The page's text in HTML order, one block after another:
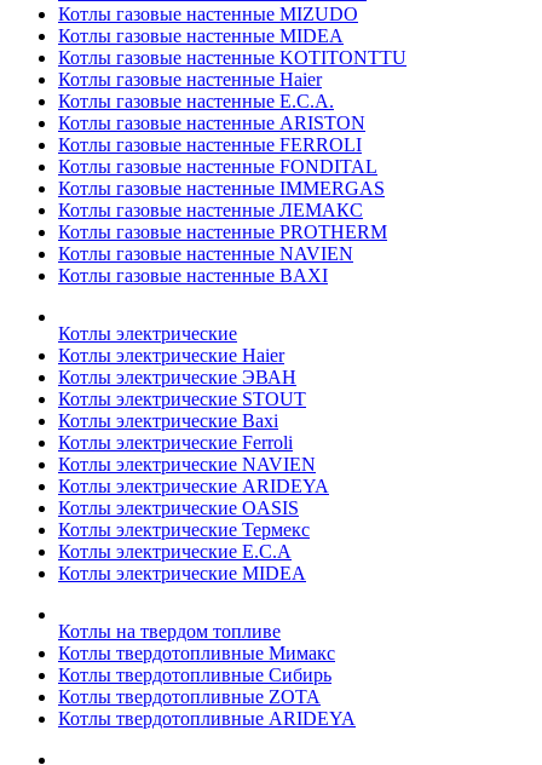
Котлы газовые настенные MIZUDO
Котлы газовые настенные MIDEA
Котлы газовые настенные KOTITONTTU
Котлы газовые настенные Haier
Котлы газовые настенные E.C.A.
Котлы газовые настенные ARISTON
Котлы газовые настенные FERROLI
Котлы газовые настенные FONDITAL
Котлы газовые настенные IMMERGAS
Котлы газовые настенные ЛЕМАКС
Котлы газовые настенные PROTHERM
Котлы газовые настенные NAVIEN
Котлы газовые настенные BAXI
Котлы электрические
Котлы электрические Haier
Котлы электрические ЭВАН
Котлы электрические STOUT
Котлы электрические Baxi
Котлы электрические Ferroli
Котлы электрические NAVIEN
Котлы электрические ARIDEYA
Котлы электрические OASIS
Котлы электрические Термекс
Котлы электрические E.C.A
Котлы электрические MIDEA
Котлы на твердом топливе
Котлы твердотопливные Мимакс
Котлы твердотопливные Сибирь
Котлы твердотопливные ZOTA
Котлы твердотопливные ARIDEYA